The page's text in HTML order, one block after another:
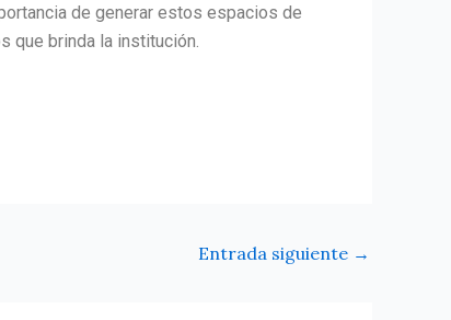
de generar estos espacios de
que brinda la institución.
Entrada siguiente →